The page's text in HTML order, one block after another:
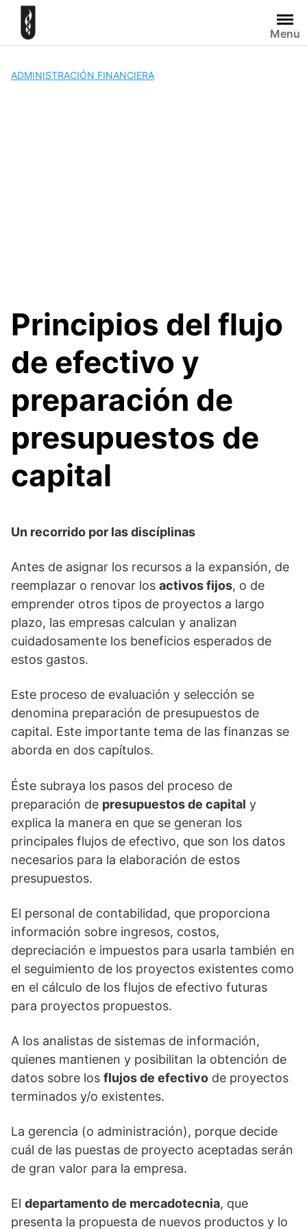
Skip
content
Menu
ADMINISTRACIÓN FINANCIERA
Principios del flujo
de efectivo y
preparación de
presupuestos de
capital
Un recorrido por las discíplinas
Antes de asignar los recursos a la expansión, de
reemplazar o renovar los activos fijos, o de
emprender otros tipos de proyectos a largo
plazo, las empresas calculan y analizan
cuidadosamente los beneficios esperados de
estos gastos.
Este proceso de evaluación y selección se
denomina preparación de presupuestos de
capital. Este importante tema de las finanzas se
aborda en dos capítulos.
Éste subraya los pasos del proceso de
preparación de presupuestos de capital y
explica la manera en que se generan los
principales flujos de efectivo, que son los datos
necesarios para la elaboración de estos
presupuestos.
El personal de contabilidad, que proporciona
información sobre ingresos, costos,
depreciación e impuestos para usarla también en
el seguimiento de los proyectos existentes como
en el cálculo de los flujos de efectivo futuras
para proyectos propuestos.
A los analistas de sistemas de información,
quienes mantienen y posibilitan la obtención de
datos sobre los flujos de efectivo de proyectos
terminados y/o existentes.
La gerencia (o administración), porque decide
cuál de las puestas de proyecto aceptadas serán
de gran valor para la empresa.
El departamento de mercadotecnia, que
presenta la propuesta de nuevos productos y lo